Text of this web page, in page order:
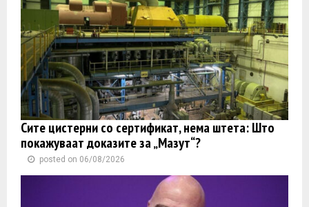
Сите цистерни со сертификат, нема штета: Што
покажуваат доказите за „Мазут“?
posted on 06/08/2026